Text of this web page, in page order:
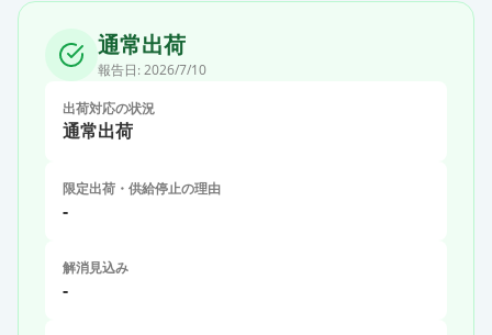
通常出荷
報告日: 2026/7/10
出荷対応の状況
通常出荷
限定出荷・供給停止の理由
-
解消見込み
-